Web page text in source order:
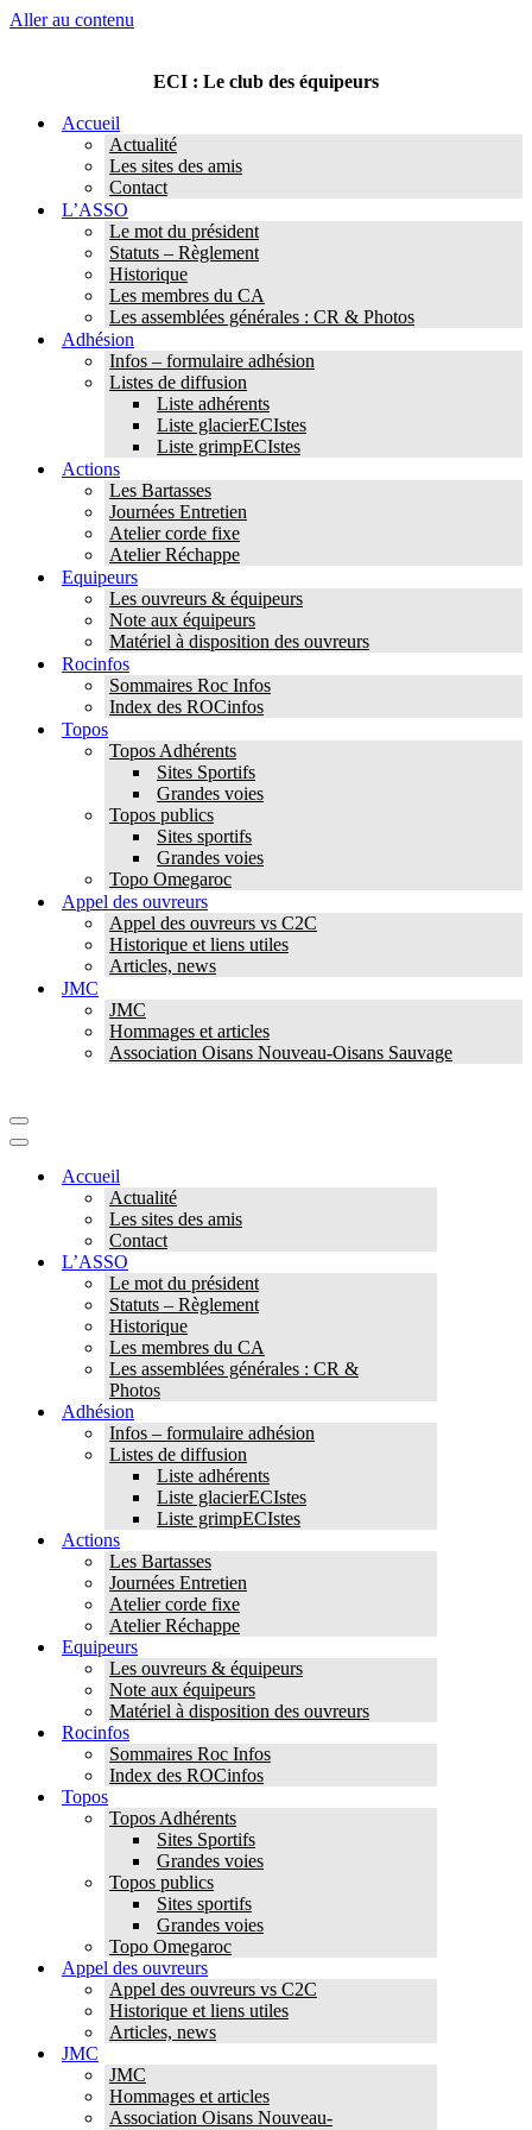
Aller au contenu
ECI : Le club des équipeurs
Accueil
Actualité
Les sites des amis
Contact
L’ASSO
Le mot du président
Statuts – Règlement
Historique
Les membres du CA
Les assemblées générales : CR & Photos
Adhésion
Infos – formulaire adhésion
Listes de diffusion
Liste adhérents
Liste glacierECIstes
Liste grimpECIstes
Actions
Les Bartasses
Journées Entretien
Atelier corde fixe
Atelier Réchappe
Equipeurs
Les ouvreurs & équipeurs
Note aux équipeurs
Matériel à disposition des ouvreurs
Rocinfos
Sommaires Roc Infos
Index des ROCinfos
Topos
Topos Adhérents
Sites Sportifs
Grandes voies
Topos publics
Sites sportifs
Grandes voies
Topo Omegaroc
Appel des ouvreurs
Appel des ouvreurs vs C2C
Historique et liens utiles
Articles, news
JMC
JMC
Hommages et articles
Association Oisans Nouveau-Oisans Sauvage
Menu
de
Menu
navigationAccueil
Actualité
Les sites des amis
Contact
L’ASSO
Le mot du président
Statuts – Règlement
Historique
Les membres du CA
Les assemblées générales : CR &
Photos
Adhésion
Infos – formulaire adhésion
Listes de diffusion
Liste adhérents
Liste glacierECIstes
Liste grimpECIstes
Actions
Les Bartasses
Journées Entretien
Atelier corde fixe
Atelier Réchappe
Equipeurs
Les ouvreurs & équipeurs
Note aux équipeurs
Matériel à disposition des ouvreurs
Rocinfos
Sommaires Roc Infos
Index des ROCinfos
Topos
Topos Adhérents
Sites Sportifs
Grandes voies
Topos publics
Sites sportifs
Grandes voies
Topo Omegaroc
Appel des ouvreurs
Appel des ouvreurs vs C2C
Historique et liens utiles
Articles, news
JMC
JMC
Hommages et articles
Association Oisans Nouveau-